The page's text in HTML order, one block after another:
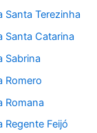
Terezinha
Santa Catarina
Sabrina
Romero
Romana
Feijó